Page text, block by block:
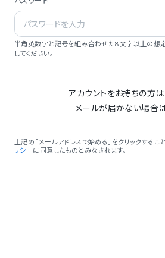
半角英数字と記号を組み合わせた8文字以上の想
してください。
アカウントをお持ちの方は
メールが届かない場合
上記の「メールアドレスで始める」をクリックするこ
リシーに同意したものとみなされます。